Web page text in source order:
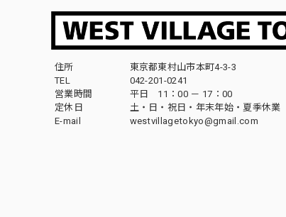
住所
東京都東村山市本町4-3-3
TEL
042-201-0241
営業時間
平日 11：00 － 17：00
定休日
土・日・祝日・年末年始・夏季休業
E-mail
westvillagetokyo@gmail.com